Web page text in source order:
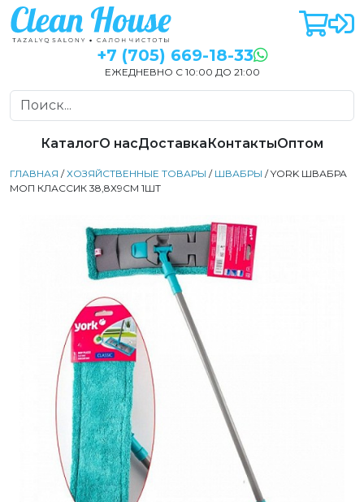
+7 (705) 669-18-33
ЕЖЕДНЕВНО С 10:00 ДО 21:00
КаталогО насДоставкаКонтактыОптом
ГЛАВНАЯ /ХОЗЯЙСТВЕННЫЕ ТОВАРЫ / ШВАБРЫ / YORK ШВАБРА
МОП КЛАССИК 38,8Х9СМ 1ШТ